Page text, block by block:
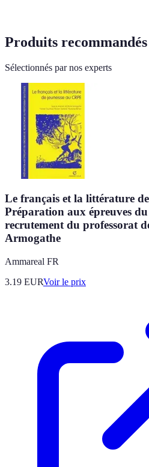
Produits recommandés
Sélectionnés par nos experts
Le français et la littérature
Préparation aux épreuves
recrutement du professorat
Armogathe
Ammareal FR
3.19 EURVoir le prix